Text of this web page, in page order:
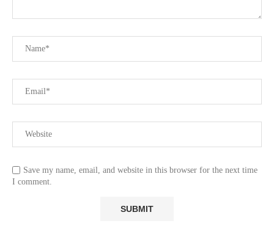
Save my name, email, and website in this browser for the next time
I comment.